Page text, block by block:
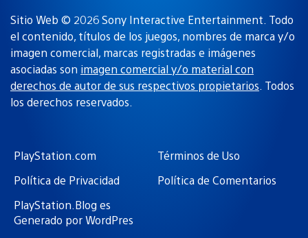
Sitio Web © 2026 Sony Interactive Entertainment. Todo
el contenido, títulos de los juegos, nombres de marca y/o
imagen comercial, marcas registradas e imágenes
asociadas son imagen comercial y/o material con
derechos de autor de sus respectivos propietarios. Todos
los derechos reservados.
PlayStation.com
Términos de Uso
Política de Privacidad
Política de Comentarios
PlayStation.Blog es
Generado por WordPres